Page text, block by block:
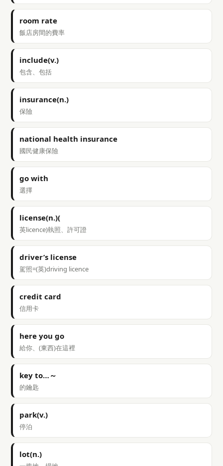
room rate
飯店房間的費率
include(v.)
包含、包括
insurance(n.)
保險
national health insurance
國民健康保險
go with
選擇
license(n.)(
英licence)執照、許可證
driver’s license
駕照=(英)driving licence
credit card
信用卡
here you go
給你、(東西)在這裡
key to…～
的鑰匙
park(v.)
停泊
lot(n.)